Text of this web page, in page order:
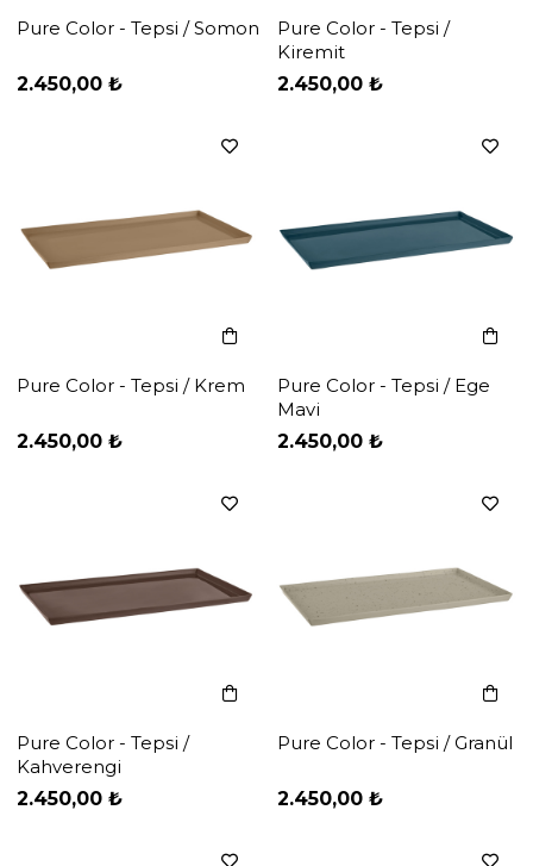
Pure Color - Tepsi / Somon
2.450,00 ₺
Pure Color - Tepsi /
Kiremit
2.450,00 ₺
Pure Color - Tepsi / Krem
2.450,00 ₺
Pure Color - Tepsi / Ege
Mavi
2.450,00 ₺
Pure Color - Tepsi /
Kahverengi
2.450,00 ₺
Pure Color - Tepsi / Granül
2.450,00 ₺